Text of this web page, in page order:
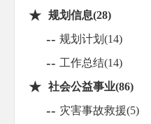
★ 规划信息(28)
-- 规划计划(14)
-- 工作总结(14)
★ 社会公益事业(86)
-- 灾害事故救援(5)